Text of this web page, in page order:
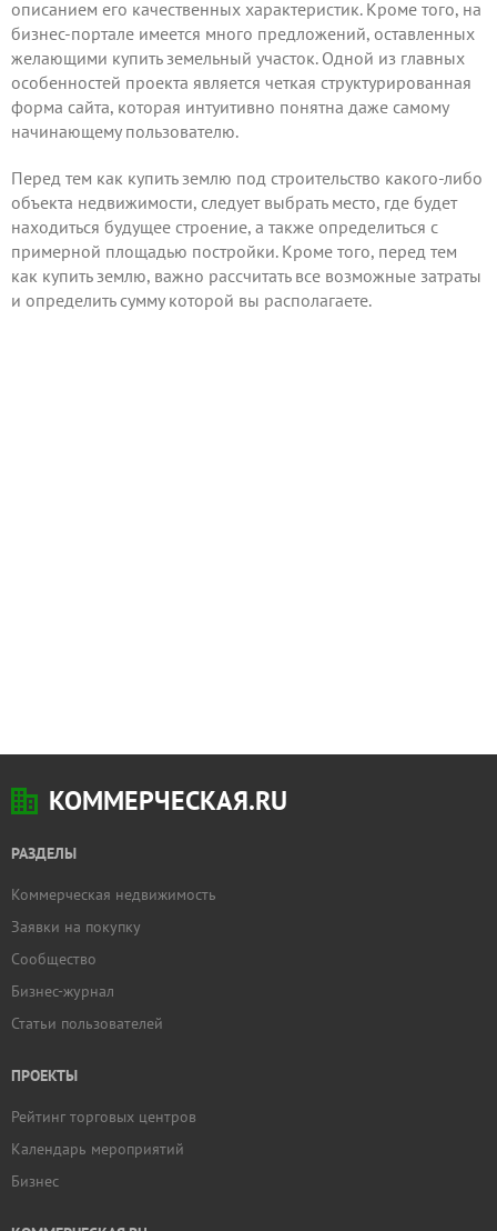
описанием его качественных характеристик. Кроме того, на
бизнес-портале имеется много предложений, оставленных
желающими купить земельный участок. Одной из главных
особенностей проекта является четкая структурированная
форма сайта, которая интуитивно понятна даже самому
начинающему пользователю.
Перед тем как купить землю под строительство какого-либо
объекта недвижимости, следует выбрать место, где будет
находиться будущее строение, а также определиться с
примерной площадью постройки. Кроме того, перед тем
как купить землю, важно рассчитать все возможные затраты
и определить сумму которой вы располагаете.
КОММЕРЧЕСКАЯ.RU
РАЗДЕЛЫ
Коммерческая недвижимость
Заявки на покупку
Сообщество
Бизнес-журнал
Статьи пользователей
ПРОЕКТЫ
Рейтинг торговых центров
Календарь мероприятий
Бизнес